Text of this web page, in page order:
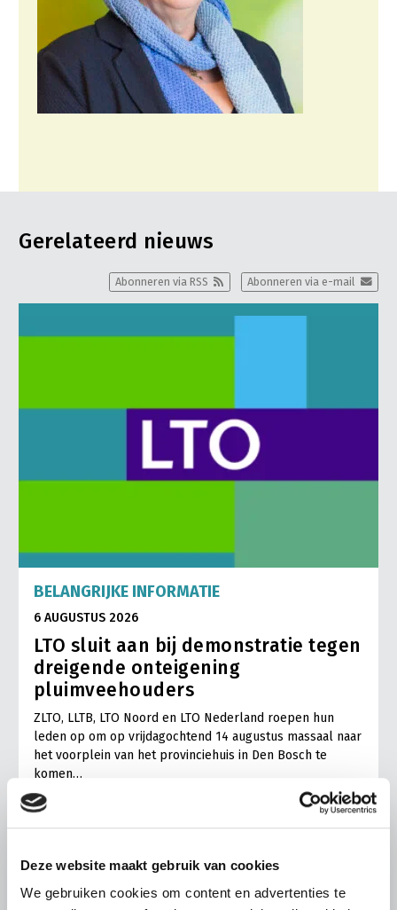
Deze website maakt gebruik van cookies
We gebruiken cookies om content en advertenties te
Gerelateerd nieuws
Abonneren via e-mail
Abonneren via RSS
BELANGRIJKE INFORMATIE
6 AUGUSTUS 2026
LTO sluit aan bij demonstratie tegen
dreigende onteigening
pluimveehouders
ZLTO, LLTB, LTO Noord en LTO Nederland roepen hun
leden op om op vrijdagochtend 14 augustus massaal naar
het voorplein van het provinciehuis in Den Bosch te
komen…
Lees meer